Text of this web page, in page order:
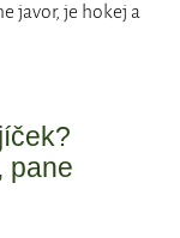
javor, je hokej a
pane